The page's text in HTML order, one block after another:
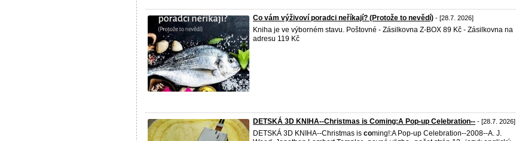
Co vám výživoví poradci neříkají? (Protože to nevědí) - [28.7. 2026]
Kniha je ve výborném stavu. Poštovné - Zásilkovna Z-BOX 89 Kč - Zásilkovna na
adresu 119 Kč
DETSKÁ 3D KNIHA--Christmas is Coming:A Pop-up Celebration-- - [28.7. 2026]
DETSKÁ 3D KNIHA--Christmas is coming!:A Pop-up Celebration--2008--A. J.